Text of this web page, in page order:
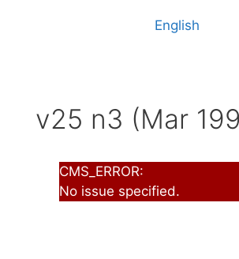
English
v25 n3 (Mar
CMS_ERROR:
No issue specified.